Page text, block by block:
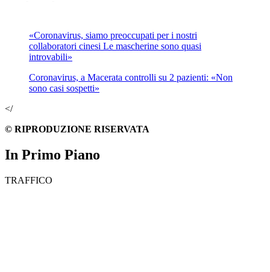
«Coronavirus, siamo preoccupati per i nostri
collaboratori cinesi Le mascherine sono quasi
introvabili»
Coronavirus, a Macerata controlli su 2 pazienti: «Non
sono casi sospetti»
</
© RIPRODUZIONE RISERVATA
In Primo Piano
TRAFFICO